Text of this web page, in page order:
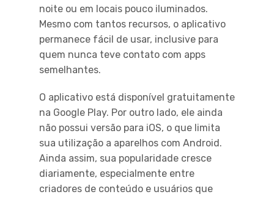
noite ou em locais pouco iluminados.
Mesmo com tantos recursos, o aplicativo
permanece fácil de usar, inclusive para
quem nunca teve contato com apps
semelhantes.
O aplicativo está disponível gratuitamente
na Google Play. Por outro lado, ele ainda
não possui versão para iOS, o que limita
sua utilização a aparelhos com Android.
Ainda assim, sua popularidade cresce
diariamente, especialmente entre
criadores de conteúdo e usuários que